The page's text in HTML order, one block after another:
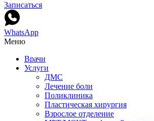
Записаться
WhatsApp
Меню
Врачи
Услуги
ДМС
Лечение боли
Поликлиника
Пластическая хирургия
Взрослое отделение